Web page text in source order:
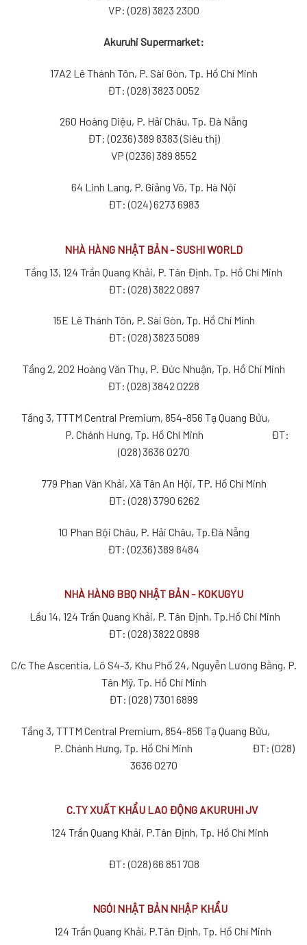
VP: (028) 3823 2300
Akuruhi Supermarket:
17A2 Lê Thánh Tôn, P. Sài Gòn, Tp. Hồ Chí Minh
ĐT: (028) 3823 0052
260 Hoàng Diệu, P. Hải Châu, Tp. Đà Nẵng
ĐT: (0236) 389 8383 (Siêu thị)
VP (0236) 389 8552
64 Linh Lang, P. Giảng Võ, Tp. Hà Nội
ĐT: (024) 6273 6983
NHÀ HÀNG NHẬT BẢN - SUSHI WORLD
Tầng 13, 124 Trần Quang Khải, P. Tân Định, Tp. Hồ Chí Minh
ĐT: (028) 3822 0897
15E Lê Thánh Tôn, P. Sài Gòn, Tp. Hồ Chí Minh
ĐT: (028) 3823 5089
Tầng 2, 202 Hoàng Văn Thụ, P. Đức Nhuận, Tp. Hồ Chí Minh
ĐT: (028) 3842 0228
Tầng 3, TTTM Central Premium, 854-856 Tạ Quang Bửu,
P. Chánh Hưng, Tp. Hồ Chí Minh ĐT:
(028) 3636 0270
779 Phan Văn Khải, Xã Tân An Hội, TP. Hồ Chí Minh
ĐT: (028) 3790 6262
10 Phan Bội Châu, P. Hải Châu, Tp.Đà Nẵng
ĐT: (0236) 389 8484
NHÀ HÀNG BBQ NHẬT BẢN - KOKUGYU
Lầu 14, 124 Trần Quang Khải, P. Tân Định, Tp.Hồ Chí Minh
ĐT: (028) 3822 0898
C/c The Ascentia, Lô S4-3, Khu Phố 24, Nguyễn Lương Bằng, P.
Tân Mỹ, Tp. Hồ Chí Minh
ĐT: (028) 7301 6899
Tầng 3, TTTM Central Premium, 854-856 Tạ Quang Bửu,
P. Chánh Hưng, Tp. Hồ Chí Minh ĐT: (028)
3636 0270
C.TY XUẤT KHẨU LAO ĐỘNG AKURUHI JV
124 Trần Quang Khải, P.Tân Định, Tp. Hồ Chí Minh
ĐT: (028) 66 851 708
NGÓI NHẬT BẢN NHẬP KHẨU
124 Trần Quang Khải, P.Tân Định, Tp. Hồ Chí Minh